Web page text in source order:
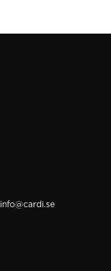
info@cardi.se